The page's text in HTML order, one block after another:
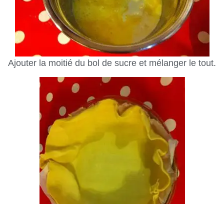
Ajouter la moitié du bol de sucre et mélanger le tout.